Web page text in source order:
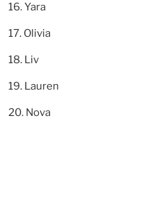
Yara
Olivia
Liv
Lauren
Nova